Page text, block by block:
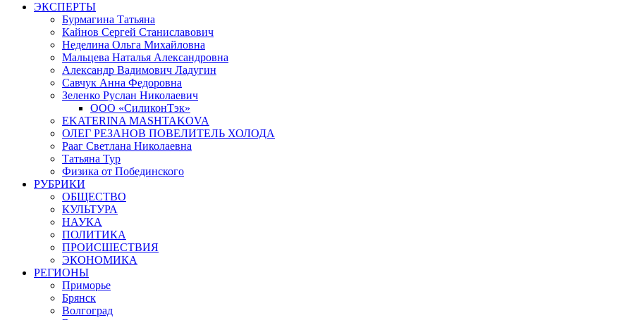
ЭКСПЕРТЫ
Бурмагина Татьяна
Кайнов Сергей Станиславович
Неделина Ольга Михайловна
Мальцева Наталья Александровна
Александр Вадимович Ладугин
Савчук Анна Федоровна
Зеленко Руслан Николаевич
ООО «СиликонТэк»
EKATERINA MASHTAKOVA
ОЛЕГ РЕЗАНОВ ПОВЕЛИТЕЛЬ ХОЛОДА
Рааг Светлана Николаевна
Татьяна Тур
Физика от Побединского
РУБРИКИ
ОБЩЕСТВО
КУЛЬТУРА
НАУКА
ПОЛИТИКА
ПРОИСШЕСТВИЯ
ЭКОНОМИКА
РЕГИОНЫ
Приморье
Брянск
Волгоград